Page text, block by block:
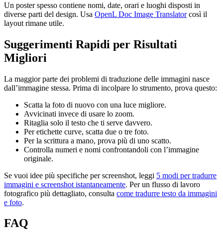
Un poster spesso contiene nomi, date, orari e luoghi disposti in
diverse parti del design. Usa OpenL Doc Image Translatorcosì il
layout rimane utile.
Suggerimenti Rapidi per Risultati
Migliori
La maggior parte dei problemi di traduzione delle immagini nasce
dall’immagine stessa. Prima di incolpare lo strumento, prova questo:
Scatta la foto di nuovo con una luce migliore.
Avvicinati invece di usare lo zoom.
Ritaglia solo il testo che ti serve davvero.
Per etichette curve, scatta due o tre foto.
Per la scrittura a mano, prova più di uno scatto.
Controlla numeri e nomi confrontandoli con l’immagine
originale.
Se vuoi idee più specifiche per screenshot, leggi 5 modi per tradurre
immagini e screenshot istantaneamente. Per un flusso di lavoro
fotografico più dettagliato, consulta come tradurre testo da immagini
e foto.
FAQ